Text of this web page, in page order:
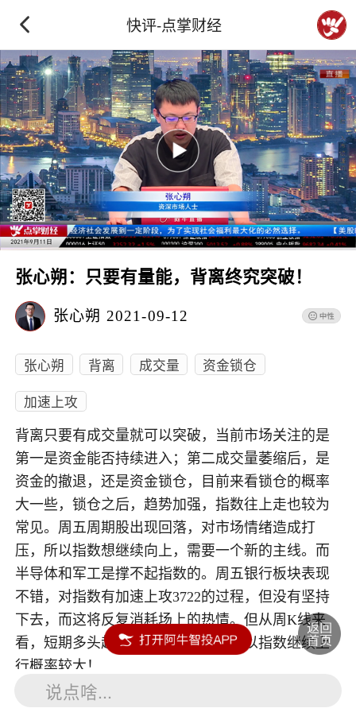
快评-点掌财经
张心朔：只要有量能，背离终究突破！
张心朔 2021-09-12
张心朔 背离 成交量
资金锁仓
加速上攻
背离只要有成交量就可以突破，当前市场关注的是
第一是资金能否持续进入；第二成交量萎缩后，是
资金的撤退，还是资金锁仓，目前来看锁仓的概率
大一些，锁仓之后，趋势加强，指数往上走也较为
常见。周五周期股出现回落，对市场情绪造成打
压，所以指数想继续向上，需要一个新的主线。而
半导体和军工是撑不起指数的。周五银行板块表现
不错，对指数有加速上攻3722的过程，但没有坚持
下去，而这将反复消耗场上的热情。但从周K线来
看，短期多头趋势依旧没有改变，所以指数继续上
行概率较大！
说点啥...